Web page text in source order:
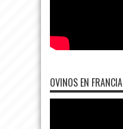
OVINOS EN FRANCIA